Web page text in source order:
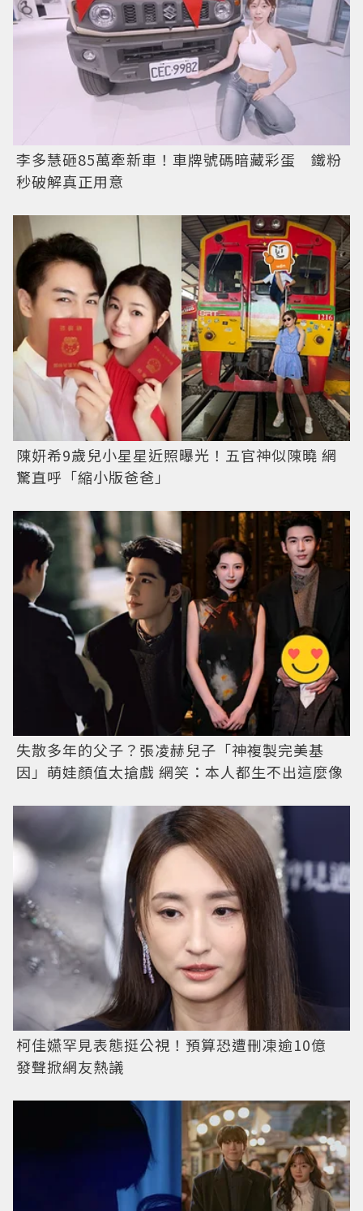
李多慧砸85萬牽新車！車牌號碼暗藏彩蛋 鐵粉
秒破解真正用意
陳妍希9歲兒小星星近照曝光！五官神似陳曉 網
驚直呼「縮小版爸爸」
失散多年的父子？張凌赫兒子「神複製完美基
因」萌娃顏值太搶戲 網笑：本人都生不出這麼像
柯佳嬿罕見表態挺公視！預算恐遭刪凍逾10億
發聲掀網友熱議